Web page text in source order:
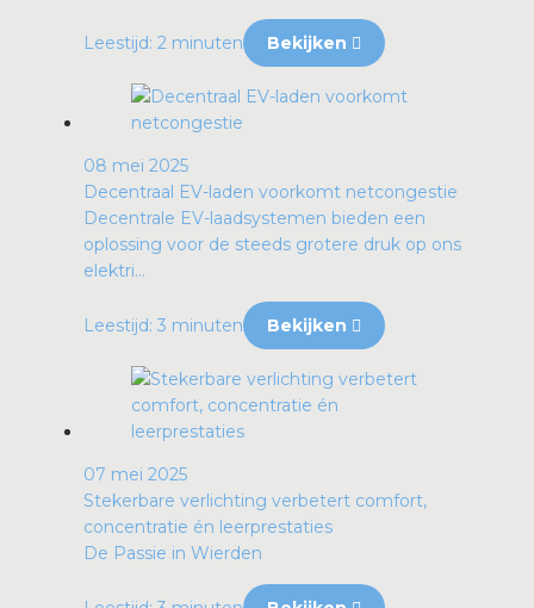
Leestijd: 2 minuten Bekijken
08 mei 2025
Decentraal EV-laden voorkomt netcongestie
Decentrale EV-laadsystemen bieden een
oplossing voor de steeds grotere druk op ons
elektri...
Leestijd: 3 minuten Bekijken
07 mei 2025
Stekerbare verlichting verbetert comfort,
concentratie én leerprestaties
De Passie in Wierden